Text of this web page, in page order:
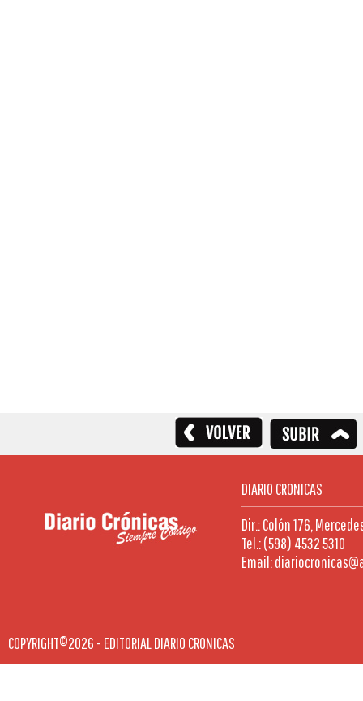
DIARIO CRONICAS
Dir.: Colón 176,
Tel.: (598) 4532 5310
Email:
COPYRIGHT©2026 - EDITORIAL DIARIO CRONICAS